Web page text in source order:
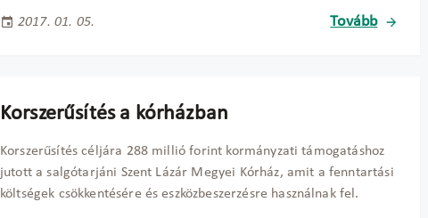
2017. 01. 05. Tovább
Korszerűsítés a kórházban
Korszerűsítés céljára 288 millió forint kormányzati támogatáshoz
jutott a salgótarjáni Szent Lázár Megyei Kórház, amit a fenntartási
költségek csökkentésére és eszközbeszerzésre használnak fel.